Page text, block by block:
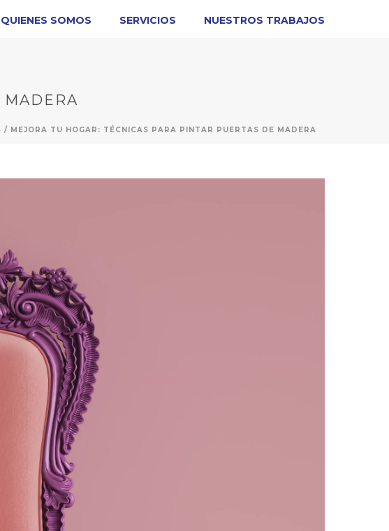
QUIENES SOMOS SERVICIOS NUESTROS TRABAJOS
MADERA
/ MEJORA TU HOGAR: TÉCNICAS PARA PINTAR PUERTAS DE MADERA